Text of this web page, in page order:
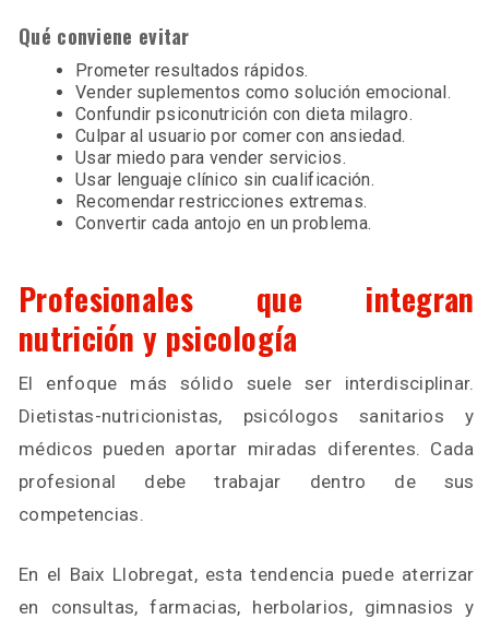
Qué conviene evitar
Prometer resultados rápidos.
Vender suplementos como solución emocional.
Confundir psiconutrición con dieta milagro.
Culpar al usuario por comer con ansiedad.
Usar miedo para vender servicios.
Usar lenguaje clínico sin cualificación.
Recomendar restricciones extremas.
Convertir cada antojo en un problema.
Profesionales que integran
nutrición y psicología
El enfoque más sólido suele ser interdisciplinar.
Dietistas-nutricionistas, psicólogos sanitarios y
médicos pueden aportar miradas diferentes. Cada
profesional debe trabajar dentro de sus
competencias.
En el Baix Llobregat, esta tendencia puede aterrizar
en consultas, farmacias, herbolarios, gimnasios y